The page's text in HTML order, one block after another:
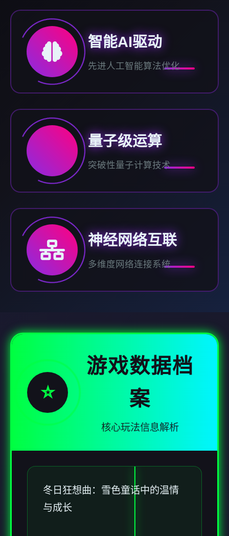
智能AI驱动
先进人工智能算法优化
量子级运算
突破性量子计算技术
神经网络互联
多维度网络连接系统
⭐
游戏数据档
案
核心玩法信息解析
冬日狂想曲：雪色童话中的温情
与成长